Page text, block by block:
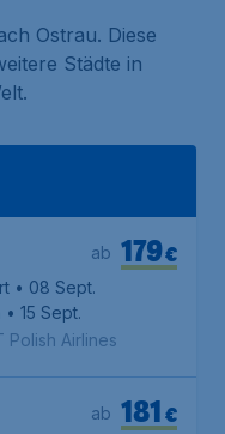
Ostrau. Diese
Städte in
€
179
ab
• 08 Sept.
• 15 Sept.
Polish Airlines
€
181
ab